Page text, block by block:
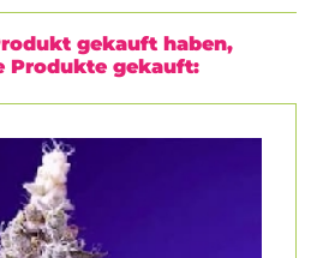
gekauft haben,
Produkte gekauft: